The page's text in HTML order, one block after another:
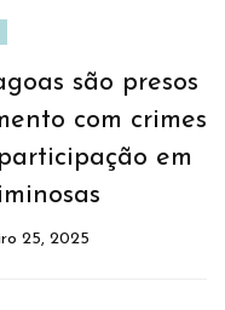
são presos
com crimes
em
25, 2025